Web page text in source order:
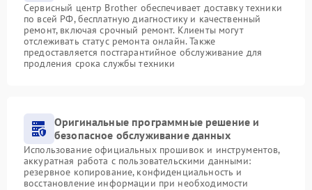
Сервисный центр Brother обеспечивает доставку техники
по всей РФ, бесплатную диагностику и качественный
ремонт, включая срочный ремонт. Клиенты могут
отслеживать статус ремонта онлайн. Также
предоставляется постгарантийное обслуживание для
продления срока службы техники
Оригинальные программные решение и
безопасное обслуживание данных
Использование официальных прошивок и инструментов,
аккуратная работа с пользовательскими данными:
резервное копирование, конфиденциальность и
восстановление информации при необходимости